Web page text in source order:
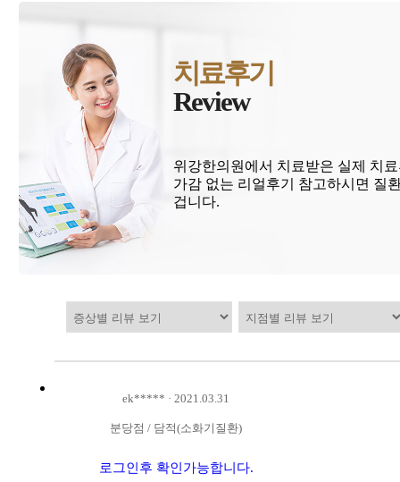
치료후기
Review
위강한의원에서 치료받은 실제 치
가감 없는 리얼후기 참고하시면 질
겁니다.
ek***** ·2021.03.31
분당점 / 담적(소화기질환)
로그인후 확인가능합니다.